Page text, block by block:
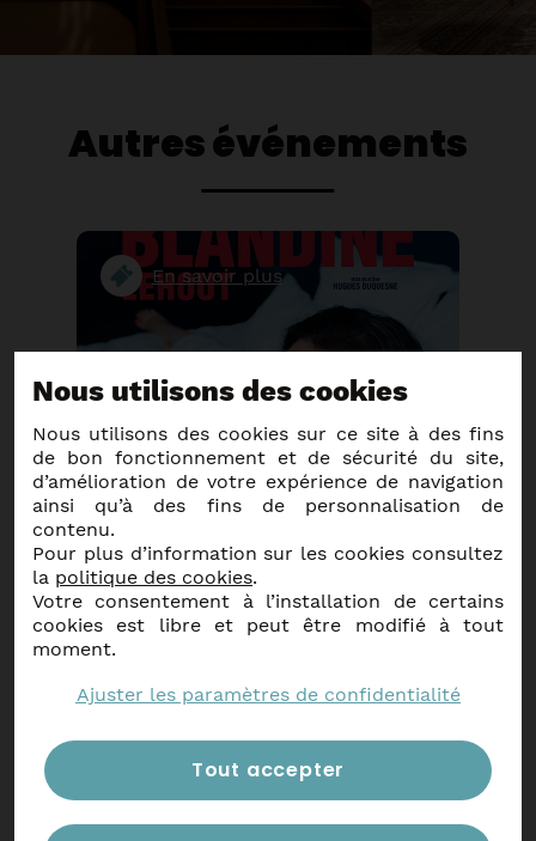
Autres événements
En savoir plus
Blandine Lehout
La vie de ta mère
Blandine, c'est un peu la pote qu'on
maman, elle revendique l'image de la
Agenda
Nous utilisons des cookies
Nous utilisons des cookies sur ce site à des fins
de bon fonctionnement et de sécurité du site,
d’amélioration de votre expérience de navigation
ainsi qu’à des fins de personnalisation de
contenu.
Pour plus d’information sur les cookies consultez
la politique des cookies.
Votre consentement à l’installation de certains
cookies est libre et peut être modifié à tout
moment.
Ajuster les paramètres de confidentialité